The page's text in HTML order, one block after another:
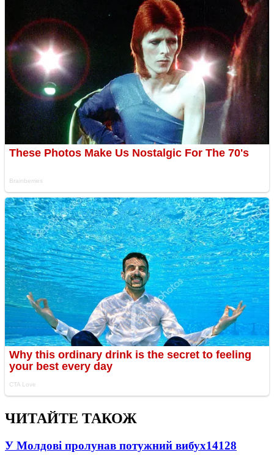
ЧИТАЙТЕ ТАКОЖ
У Молдові пролунав потужний вибух14128